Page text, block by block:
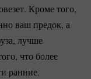
Кроме того,
ваш предок, а
лучше
что более
ранние.